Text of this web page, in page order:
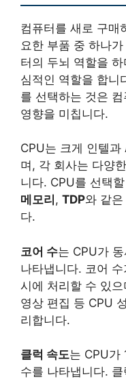
컴퓨터를 새로 구매
요한 부품 중 하나가
터의 두뇌 역할을
심적인 역할을 합니
를 선택하는 것은
영향을 미칩니다.
CPU는 크게 인텔과
며, 각 회사는 다양
니다. CPU를 선택
메모리 , TDP와 같
다.
코어 수는 CPU가
나타냅니다. 코어
시에 처리할 수 있
영상 편집 등 CPU
리합니다.
클럭 속도는 CPU가
수를 나타냅니다.